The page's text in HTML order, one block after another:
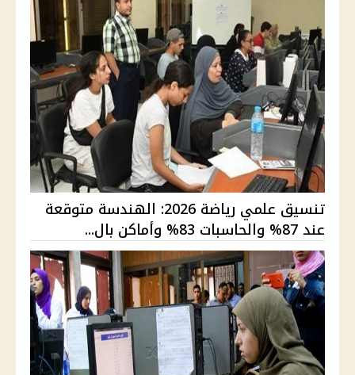
تنسيق علمي رياضة 2026: الهندسة متوقعة
عند 87% والحاسبات 83% وأماكن بال...